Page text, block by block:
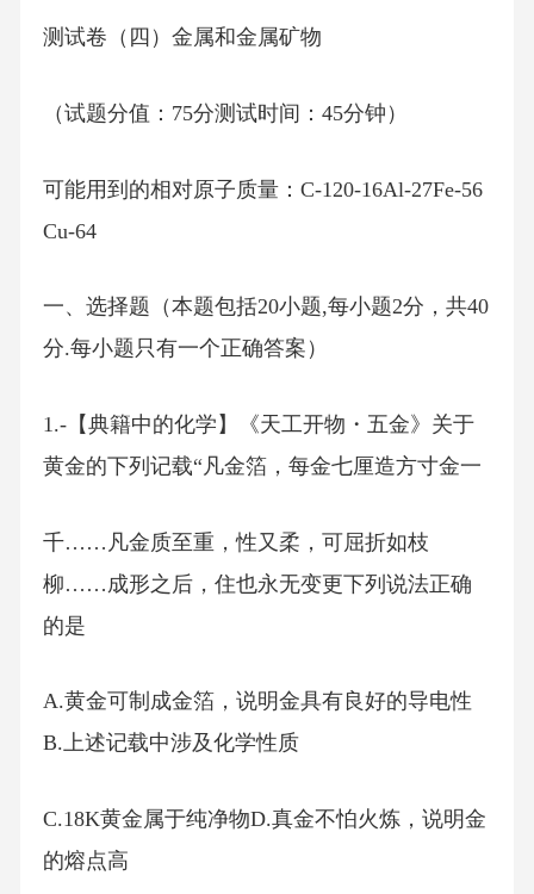
测试卷（四）金属和金属矿物
（试题分值：75分测试时间：45分钟）
可能用到的相对原子质量：C-120-16Al-27Fe-56
Cu-64
一、选择题（本题包括20小题,每小题2分，共40
分.每小题只有一个正确答案）
1.-【典籍中的化学】《天工开物・五金》关于
黄金的下列记载“凡金箔，每金七厘造方寸金一
千……凡金质至重，性又柔，可屈折如枝
柳……成形之后，住也永无变更下列说法正确
的是
A.黄金可制成金箔，说明金具有良好的导电性
B.上述记载中涉及化学性质
C.18K黄金属于纯净物D.真金不怕火炼，说明金
的熔点高